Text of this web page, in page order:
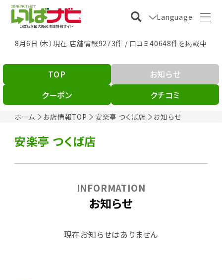
Language
8月6日（木）現在 店舗情報9273件 / 口コミ40648件を掲載中
ホーム お店情報TOP 安楽亭 つくば店 お知らせ
TOP
お知らせ
クーポン
クチコミ
安楽亭 つくば店
お知らせ
INFORMATION
現在お知らせはありません